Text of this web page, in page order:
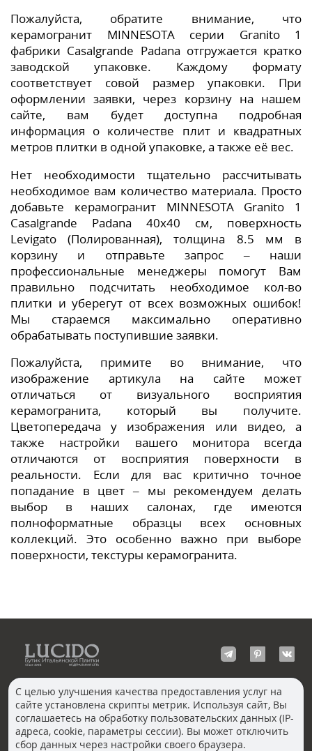
Пожалуйста, обратите внимание, что
керамогранит MINNESOTA серии Granito 1
фабрики Casalgrande Padana отгружается кратко
заводской упаковке. Каждому формату
соответствует совой размер упаковки. При
оформлении заявки, через корзину на нашем
сайте, вам будет доступна подробная
информация о количестве плит и квадратных
метров плитки в одной упаковке, а также её вес.
Нет необходимости тщательно рассчитывать
необходимое вам количество материала. Просто
добавьте керамогранит MINNESOTA Granito 1
Casalgrande Padana 40x40 см, поверхность
Levigato (Полированная), толщина 8.5 мм в
корзину и отправьте запрос – наши
профессиональные менеджеры помогут Вам
правильно подсчитать необходимое кол-во
плитки и уберегут от всех возможных ошибок!
Мы стараемся максимально оперативно
обрабатывать поступившие заявки.
Пожалуйста, примите во внимание, что
изображение артикула на сайте может
отличаться от визуального восприятия
керамогранита, который вы получите.
Цветопередача у изображения или видео, а
также настройки вашего монитора всегда
отличаются от восприятия поверхности в
реальности. Если для вас критично точное
попадание в цвет – мы рекомендуем делать
выбор в наших салонах, где имеются
полноформатные образцы всех основных
коллекций. Это особенно важно при выборе
поверхности, текстуры керамогранита.
КОНТАКТЫ
Москва, Пречистенка
Волгоград
Екатеринбург
С целью улучшения качества предоставления услуг на
сайте установлена скрипты метрик. Используя сайт, Вы
соглашаетесь на обработку пользовательских данных (IP-
адреса, cookie, параметры сессии). Вы может отключить
сбор данных через настройки своего браузера.